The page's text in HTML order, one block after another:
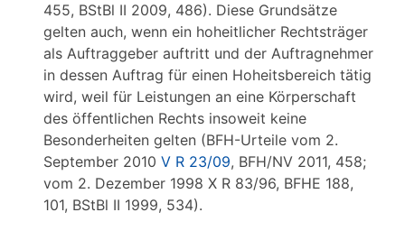
455, BStBl II 2009, 486). Diese Grundsätze
gelten auch, wenn ein hoheitlicher Rechtsträger
als Auftraggeber auftritt und der Auftragnehmer
in dessen Auftrag für einen Hoheitsbereich tätig
wird, weil für Leistungen an eine Körperschaft
des öffentlichen Rechts insoweit keine
Besonderheiten gelten (BFH-Urteile vom 2.
September 2010 V R 23/09, BFH/NV 2011, 458;
vom 2. Dezember 1998 X R 83/96, BFHE 188,
101, BStBl II 1999, 534).